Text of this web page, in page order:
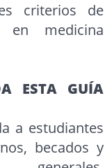
criterios de
en medicina
ESTA GUÍA
a estudiantes
becados y